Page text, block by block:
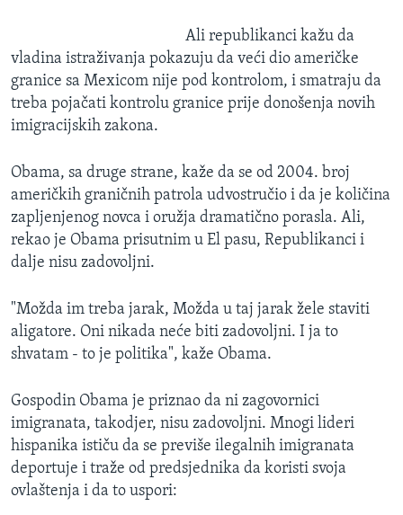
Ali republikanci kažu da
vladina istraživanja pokazuju da veći dio američke
granice sa Mexicom nije pod kontrolom, i smatraju da
treba pojačati kontrolu granice prije donošenja novih
imigracijskih zakona.
Obama, sa druge strane, kaže da se od 2004. broj
američkih graničnih patrola udvostručio i da je količina
zapljenjenog novca i oružja dramatično porasla. Ali,
rekao je Obama prisutnim u El pasu, Republikanci i
dalje nisu zadovoljni.
"Možda im treba jarak, Možda u taj jarak žele staviti
aligatore. Oni nikada neće biti zadovoljni. I ja to
shvatam - to je politika", kaže Obama.
Gospodin Obama je priznao da ni zagovornici
imigranata, takodjer, nisu zadovoljni. Mnogi lideri
hispanika ističu da se previše ilegalnih imigranata
deportuje i traže od predsjednika da koristi svoja
ovlaštenja i da to uspori: